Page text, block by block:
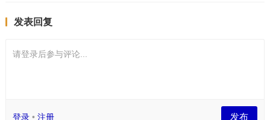
发表回复
请登录后参与评论...
登录• 注册 发布